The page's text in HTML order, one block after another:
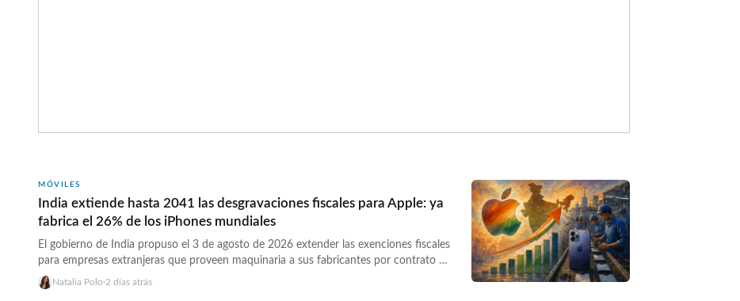
MÓVILES
India extiende hasta 2041 las desgravaciones fiscales para Apple: ya
fabrica el 26% de los iPhones mundiales
El gobierno de India propuso el 3 de agosto de 2026 extender las exenciones fiscales
para empresas extranjeras que proveen maquinaria a sus fabricantes por contrato en
el país hasta el 31 de marzo de 2041 — 10 años más de lo que preveía la legislación
aprobada en febrero. La noticia llega directamente para Apple,… <a
Natalia Polo·2 días atrás